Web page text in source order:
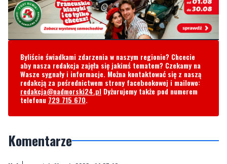
sprawca dopuszcza się czynu w warunkach powrotu do przestępstwa, czyli w
tzw. recydywie wówczas kara może wynieść nawet 12 lat więzienia.
Byliście świadkami zdarzenia w naszym regionie? Chcecie
aby nasza redakcja zajęła się jakimś tematem? Czekamy na
redakcją za pośrednictwem strony facebookowej i mailowo:
telefonu729 715 670